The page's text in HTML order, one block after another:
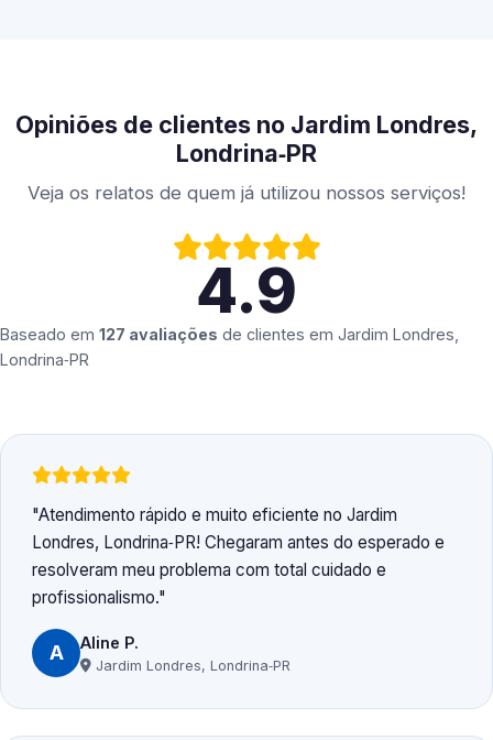
Opiniões de clientes no Jardim Londres,
Londrina‑PR
Veja os relatos de quem já utilizou nossos serviços!
4.9
Baseado em 127 avaliações de clientes em Jardim Londres,
Londrina‑PR
Atendimento rápido e muito eficiente no Jardim
Londres, Londrina‑PR! Chegaram antes do esperado e
resolveram meu problema com total cuidado e
profissionalismo.
A Aline P.
Jardim Londres, Londrina‑PR